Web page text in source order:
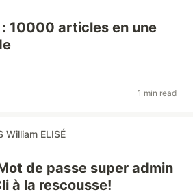
10000 articles en une
1 min read
William ELISÉ
de passe super admin
à la rescousse!